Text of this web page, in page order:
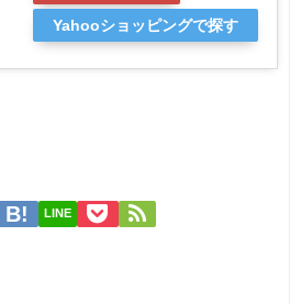
Yahooショッピングで探す
LINE